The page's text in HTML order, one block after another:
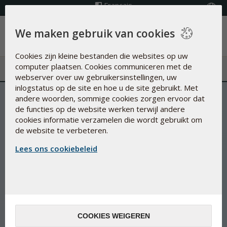
Français
Menu
We maken gebruik van cookies
Cookies zijn kleine bestanden die websites op uw
computer plaatsen. Cookies communiceren met de
webserver over uw gebruikersinstellingen, uw
inlogstatus op de site en hoe u de site gebruikt. Met
andere woorden, sommige cookies zorgen ervoor dat
de functies op de website werken terwijl andere
cookies informatie verzamelen die wordt gebruikt om
de website te verbeteren.
Lees ons cookiebeleid
COOKIES WEIGEREN